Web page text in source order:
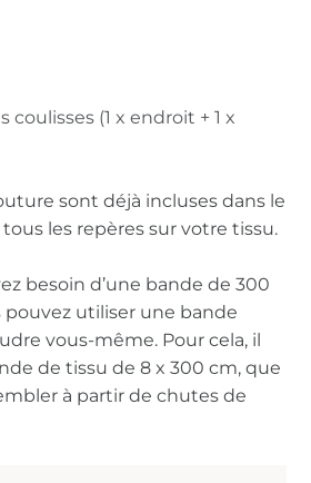
coulisses (1 x endroit + 1 x
sont déjà incluses dans le
les repères sur votre tissu.
besoin d’une bande de 300
pouvez utiliser une bande
vous-même. Pour cela, il
de tissu de 8 x 300 cm, que
à partir de chutes de